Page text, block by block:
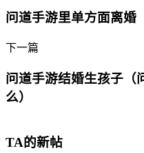
问道手游里单方面离婚
下一篇
问道手游结婚生孩子（
么）
TA的新帖